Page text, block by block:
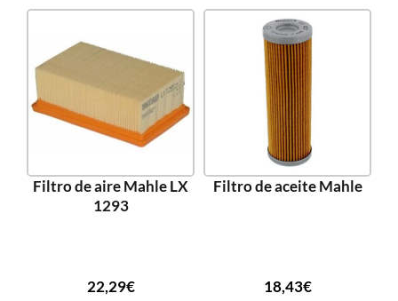
Filtro de aire Mahle LX
1293
22,29€
Filtro de aceite Mahle
18,43€